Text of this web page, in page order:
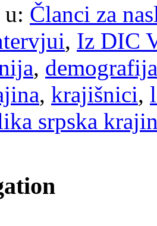
Članci za
, Iz DIC
, demografija
, krajišnici,
srpska